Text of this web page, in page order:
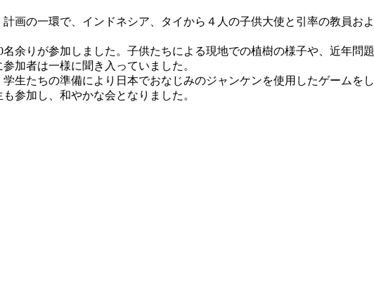
画の一環で、インドネシア、タイから４人の子供大使と引率の教員お
余りが参加しました。子供たちによる現地での植樹の様子や、近年問
加者は一様に聞き入っていました。
生たちの準備により日本でおなじみのジャンケンを使用したゲームを
参加し、和やかな会となりました。